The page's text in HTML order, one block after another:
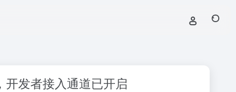
发者接入通道已开启